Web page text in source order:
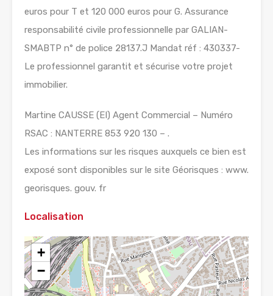
euros pour T et 120 000 euros pour G. Assurance
responsabilité civile professionnelle par GALIAN-
SMABTP n° de police 28137.J Mandat réf : 430337-
Le professionnel garantit et sécurise votre projet
immobilier.
Martine CAUSSE (EI) Agent Commercial – Numéro
RSAC : NANTERRE 853 920 130 – .
Les informations sur les risques auxquels ce bien est
exposé sont disponibles sur le site Géorisques : www.
georisques. gouv. fr
Localisation
+
−